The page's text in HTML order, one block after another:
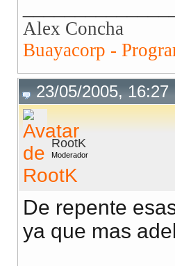
Alex Concha
Buayacorp -
23/05/2005, 16:27
RootK
Moderador
De repente
ya que mas